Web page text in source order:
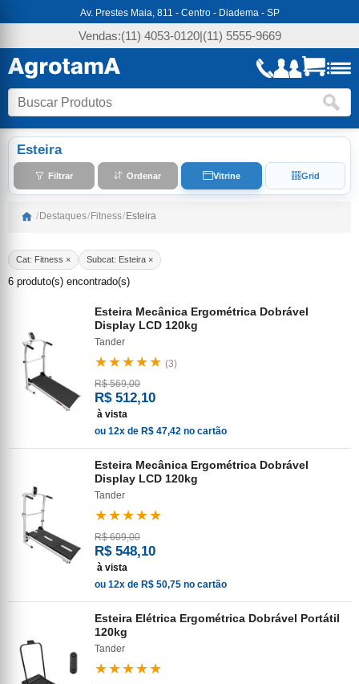
Av. Prestes Maia, 811 - Centro - Diadema - SP
Vendas:(11) 4053-0120|(11) 5555-9669
Esteira
Filtrar Ordenar Vitrine Grid
/ Destaques/ Fitness/ Esteira
Cat: Fitness × Subcat: Esteira ×
6 produto(s) encontrado(s)
Esteira Mecânica Ergométrica Dobrável
Display LCD 120kg
Tander
★★★★★ (3)
R$ 569,00
R$ 512,10
à vista
ou 12x de R$ 47,42 no cartão
Esteira Mecânica Ergométrica Dobrável
Display LCD 120kg
Tander
★★★★★
R$ 609,00
R$ 548,10
à vista
ou 12x de R$ 50,75 no cartão
Esteira Elétrica Ergométrica Dobrável Portátil
120kg
Tander
★★★★★